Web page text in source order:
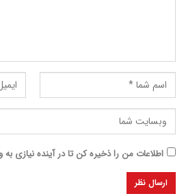
اطلاعات من را ذخیره کن تا در آینده نیازی به